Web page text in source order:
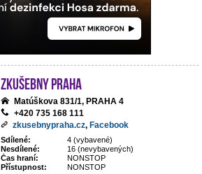
Zkušebny Praha
Matúškova 831/1, PRAHA 4
+420 735 168 111
zkusebnypraha.cz, Facebook
Sdílené:
4 (vybavené)
Nesdílené:
16 (nevybavených)
Čas hraní:
NONSTOP
Přístupnost:
NONSTOP